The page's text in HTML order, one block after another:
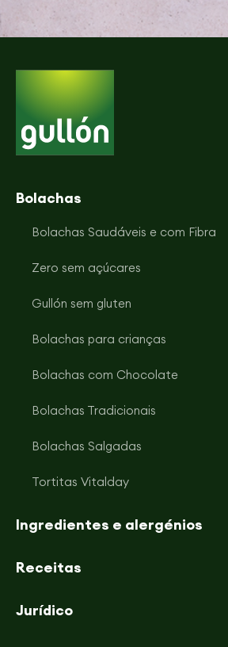
Bolachas
Bolachas Saudáveis e com Fibra
Zero sem açúcares
Gullón sem gluten
Bolachas para crianças
Bolachas com Chocolate
Bolachas Tradicionais
Bolachas Salgadas
Tortitas Vitalday
Ingredientes e alergénios
Receitas
Jurídico